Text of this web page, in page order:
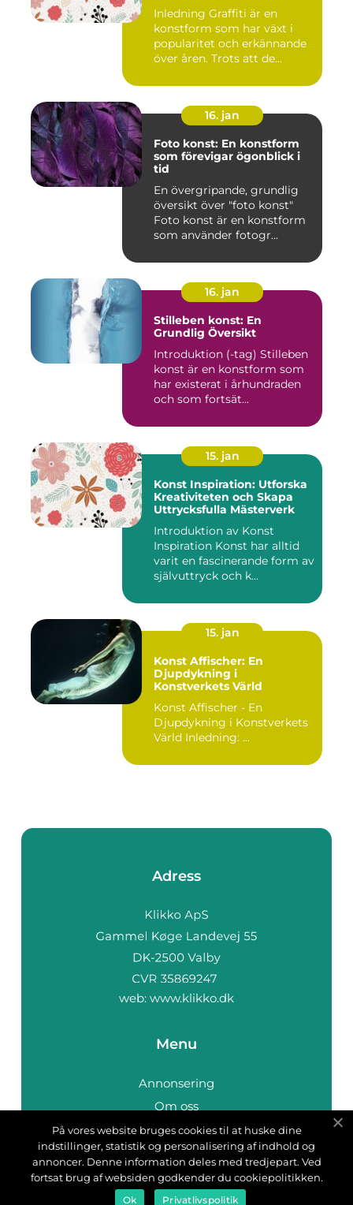
Inledning Graffiti är en
konstform som har växt i
popularitet och erkännande
över åren. Trots att de...
16. jan
Foto konst: En konstform
som förevigar ögonblick i
tid
En övergripande, grundlig
översikt över "foto konst"
Foto konst är en konstform
som använder fotogr...
16. jan
Stilleben konst: En
Grundlig Översikt
Introduktion (-tag) Stilleben
konst är en konstform som
har existerat i århundraden
och som fortsät...
15. jan
Konst Inspiration: Utforska
Kreativiteten och Skapa
Uttrycksfulla Mästerverk
Introduktion av Konst
Inspiration Konst har alltid
varit en fascinerande form av
självuttryck och k...
15. jan
Konst Affischer: En
Djupdykning i
Konstverkets Värld
Konst Affischer - En
Djupdykning i Konstverkets
Värld Inledning: ...
Adress
web: www.klikko.dk
Menu
Annonsering
Om oss
Cookies
Kontakta oss
Sitemap
På vores website bruges cookies til at huske dine
indstillinger, statistik og personalisering af indhold og
annoncer. Denne information deles med tredjepart. Ved
fortsat brug af websiden godkender du cookiepolitikken.
Ok Privatlivspolitik